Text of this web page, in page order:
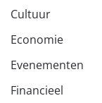
Cultuur
Economie
Evenementen
Financieel